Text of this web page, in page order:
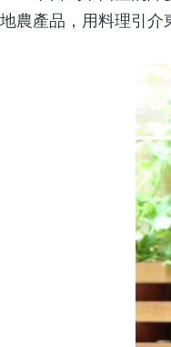
地農產品，用料理引介